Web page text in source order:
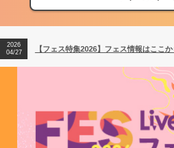
【フェス特集2026】フェス情報はここか
【ライブ動員ランキング】2026年上半
2026
04/27
【フェス特集2026】フェス情報はここか
2026
【ライブ動員ランキング】2026年上半